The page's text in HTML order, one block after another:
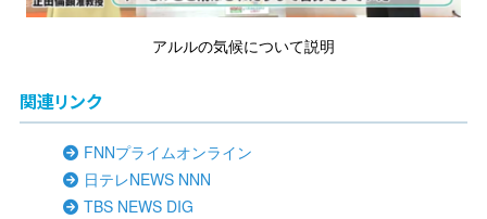
アルルの気候について説明
関連リンク
FNNプライムオンライン
日テレNEWS NNN
TBS NEWS DIG